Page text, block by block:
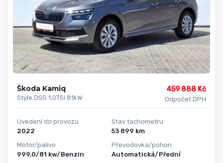
Škoda Kamiq
Style DSG 1,0TSi 81kW
459 888 Kč
Odpočet DPH
Uvedení do provozu
2022
Motor/palivo
999,0/81 kw/Benzin
Stav tachometru
53 899 km
Převodovka/pohon
Automatická/Přední